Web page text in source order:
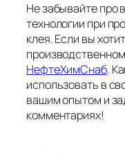
Не забывайте про
технологии при
клея. Если вы
НефтеХимСнаб.
использовать в
вашим опытом и
комментариях!